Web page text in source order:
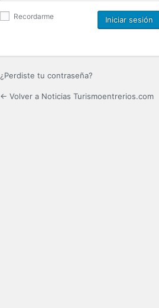
Recordarme
¿Perdiste tu contraseña?
← Volver a Noticias Turismoentrerios.com